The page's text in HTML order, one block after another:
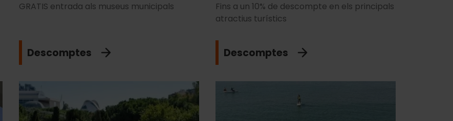
GRATIS entrada als museus municipals
Descomptes
Fins a un 10% de descompte en els principals
atractius turístics
Descomptes